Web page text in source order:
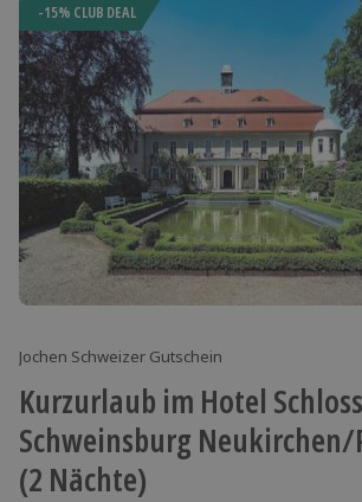
-15% CLUB DEAL
Jochen Schweizer Gutschein
Kurzurlaub im Hotel Schloss
Schweinsburg
(2 Nächte)